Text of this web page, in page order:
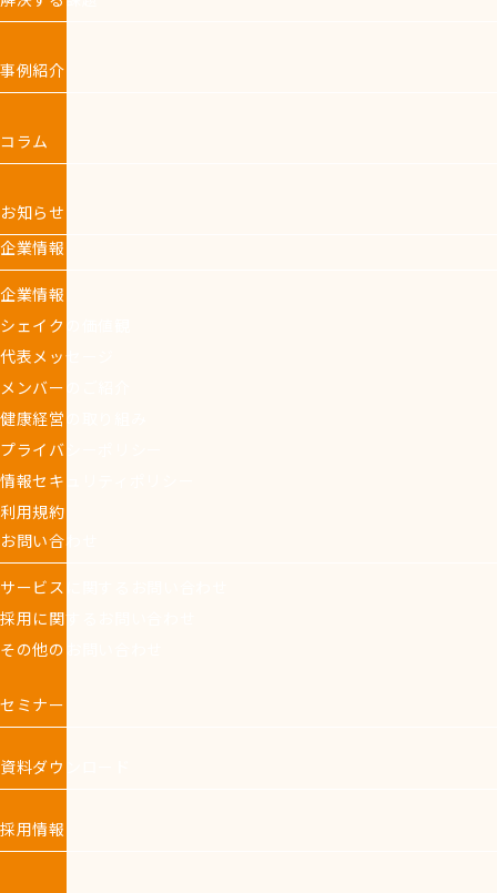
事例紹介
コラム
お知らせ
企業情報
企業情報
シェイクの価値観
代表メッセージ
メンバーのご紹介
健康経営の取り組み
プライバシーポリシー
情報セキュリティポリシー
利用規約
お問い合わせ
サービスに関するお問い合わせ
採用に関するお問い合わせ
その他のお問い合わせ
セミナー
資料ダウンロード
採用情報